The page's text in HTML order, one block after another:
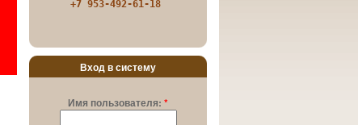
+7 953-492-61-18
Вход в систему
Имя пользователя: *